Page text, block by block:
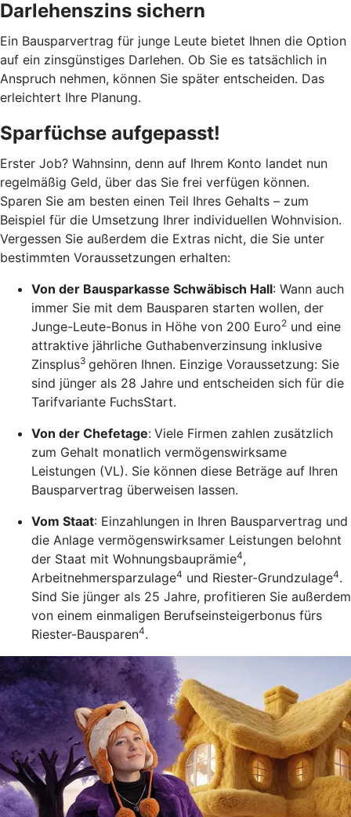
Darlehenszins sichern
Ein Bausparvertrag für junge Leute bietet Ihnen die Option
auf ein zinsgünstiges Darlehen. Ob Sie es tatsächlich in
Anspruch nehmen, können Sie später entscheiden. Das
erleichtert Ihre Planung.
Sparfüchse aufgepasst!
Erster Job? Wahnsinn, denn auf Ihrem Konto landet nun
regelmäßig Geld, über das Sie frei verfügen können.
Sparen Sie am besten einen Teil Ihres Gehalts – zum
Beispiel für die Umsetzung Ihrer individuellen Wohnvision.
Vergessen Sie außerdem die Extras nicht, die Sie unter
bestimmten Voraussetzungen erhalten:
Von der Bausparkasse Schwäbisch Hall: Wann auch
immer Sie mit dem Bausparen starten wollen, der
Junge-Leute-Bonus in Höhe von 200 Euro2 und eine
attraktive jährliche Guthabenverzinsung inklusive
Zinsplus3 gehören Ihnen. Einzige Voraussetzung: Sie
sind jünger als 28 Jahre und entscheiden sich für die
Tarifvariante FuchsStart.
Von der Chefetage: Viele Firmen zahlen zusätzlich
zum Gehalt monatlich vermögenswirksame
Leistungen (VL). Sie können diese Beträge auf Ihren
Bausparvertrag überweisen lassen.
Vom Staat: Einzahlungen in Ihren Bausparvertrag und
die Anlage vermögenswirksamer Leistungen belohnt
der Staat mit Wohnungsbauprämie4,
Arbeitnehmersparzulage4 und Riester-Grundzulage4.
Sind Sie jünger als 25 Jahre, profitieren Sie außerdem
von einem einmaligen Berufseinsteigerbonus fürs
Riester-Bausparen4.